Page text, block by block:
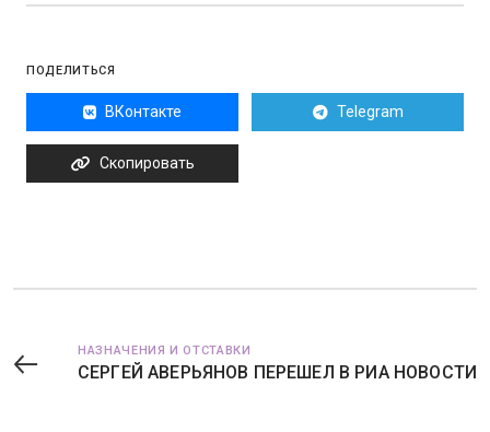
ПОДЕЛИТЬСЯ
ВКонтакте Telegram
Скопировать
НАЗНАЧЕНИЯ И ОТСТАВКИ
СЕРГЕЙ АВЕРЬЯНОВ ПЕРЕШЕЛ В РИА НОВОСТИ